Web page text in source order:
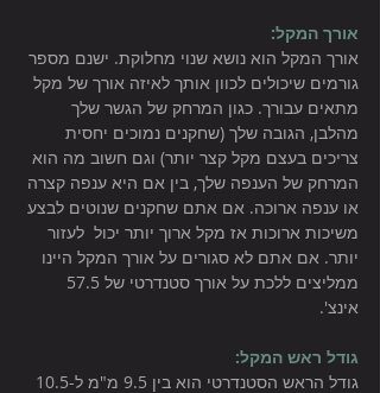
אורך המקל:
אורך המקל הוא נושא שנוי מחלוקת. ישנם מספר
גורמים שיכולים לכוון אותך לאיזה אורך של מקל
מתאים עבורך. כגון המרחק של הגשר שלך
מהלבן, הגובה שלך (שחקנים נמוכים יחסית
צריכים בעצם מקל קצר יותר) וגם חשוב מה הוא
המרחק של הענפה שלך, בין אם היא ענפה קצרה
או ענפה ארוכה. אם אתם שחקנים שנוטים לבצע
משיכות ארוכות אז מקל ארוך יותר יכול  לעזור
יותר. אם אתם לא סגורים על אורך המקל היינו
אינצ'.
גודל ראש המקל: